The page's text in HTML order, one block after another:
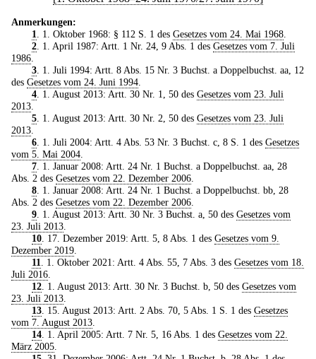
Anmerkungen:
1
. 1. Oktober 1968: § 112 S. 1 des Gesetzes vom 24. Mai 1968.
2. 1. April 1987: Artt. 1 Nr. 24, 9 Abs. 1 des Gesetzes vom 7. Juli
1986
3. 1. Juli 1994: Artt. 8 Abs. 15 Nr. 3 Buchst. a Doppelbuchst. aa, 12
des Gesetzes vom 24. Juni 1994
4. 1. August 2013: Artt. 30 Nr. 1, 50 des Gesetzes vom 23. Juli
2013
5. 1. August 2013: Artt. 30 Nr. 2, 50 des Gesetzes vom 23. Juli
2013
6. 1. Juli 2004: Artt. 4 Abs. 53 Nr. 3 Buchst. c, 8 S. 1 des Gesetzes
vom 5. Mai 2004
7. 1. Januar 2008: Artt. 24 Nr. 1 Buchst. a Doppelbuchst. aa, 28
Abs. 2 des Gesetzes vom 22. Dezember 2006
8. 1. Januar 2008: Artt. 24 Nr. 1 Buchst. a Doppelbuchst. bb, 28
Abs. 2 des Gesetzes vom 22. Dezember 2006
9. 1. August 2013: Artt. 30 Nr. 3 Buchst. a, 50 des Gesetzes vom
23. Juli 2013
10. 17. Dezember 2019: Artt. 5, 8 Abs. 1 des Gesetzes vom 9.
Dezember 2019
11
. 1. Oktober 2021: Artt. 4 Abs. 55, 7 Abs. 3 des Gesetzes vom 18.
Juli 2016
12. 1. August 2013: Artt. 30 Nr. 3 Buchst. b, 50 des Gesetzes vom
23. Juli 2013
13. 15. August 2013: Artt. 2 Abs. 70, 5 Abs. 1 S. 1 des Gesetzes
vom 7. August 2013
14. 1. April 2005: Artt. 7 Nr. 5, 16 Abs. 1 des Gesetzes vom 22.
März 2005